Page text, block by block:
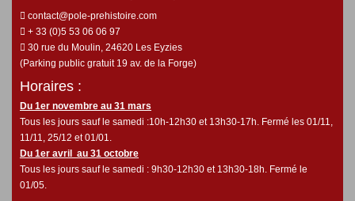
contact@pole-prehistoire.com
+ 33 (0)5 53 06 06 97
30 rue du Moulin, 24620 Les Eyzies
(Parking public gratuit 19 av. de la Forge)
Horaires :
Du 1er novembre au 31 mars
Tous les jours sauf le samedi :10h-12h30 et 13h30-17h. Fermé les 01/11,
11/11, 25/12 et 01/01.
Du 1er avril au 31 octobre
Tous les jours sauf le samedi : 9h30-12h30 et 13h30-18h. Fermé le
01/05.